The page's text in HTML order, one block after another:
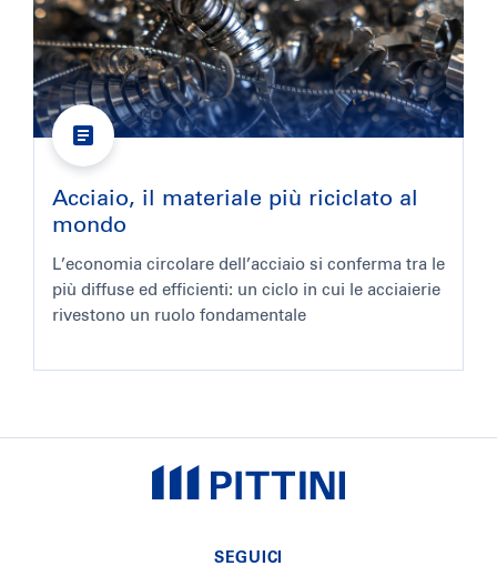
Acciaio, il materiale più riciclato al
mondo
L’economia circolare dell’acciaio si conferma tra le
più diffuse ed efficienti: un ciclo in cui le acciaierie
rivestono un ruolo fondamentale
SEGUICI